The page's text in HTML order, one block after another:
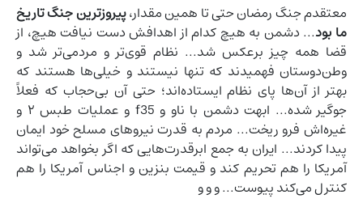
معتقدم جنگ رمضان حتی تا همین مقدار،پیروزترین جنگ تاریخ
ما بود... دشمن به هیچ کدام از اهدافش دست نیافت هیچ، از
قضا همه چیز برعکس شد... نظام قوی‌تر و مردمی‌تر شد و
وطن‌دوستان فهمیدند که تنها نیستند و خیلی‌ها هستند که
بهتر از آن‌ها پای نظام ایستاده‌اند؛ حتی آن بی‌حجاب که فعلاً
جوگیر شده... ابهت دشمن با ناو و f35 و عملیات طبس ۲ و
غیره‌اش فرو ریخت... مردم به قدرت نیروهای مسلح خود ایمان
پیدا کردند... ایران به جمع ابرقدرت‌هایی که اگر بخواهد می‌تواند
آمریکا را هم تحریم کند و قیمت بنزین و اجناس آمریکا را هم
کنترل می‌کند پیوست... و و و